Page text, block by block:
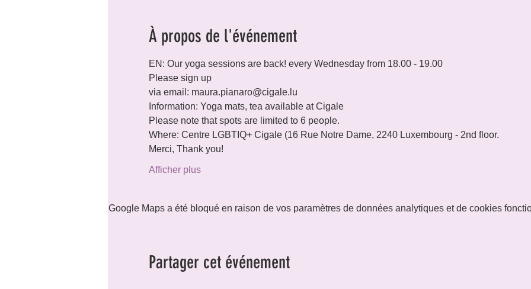
À propos de l'événement
EN: Our yoga sessions are back! every Wednesday from 18.00 - 19.00
Please sign up
via email: maura.pianaro@cigale.lu
Information: Yoga mats, tea available at Cigale
Please note that spots are limited to 6 people.
Where: Centre LGBTIQ+ Cigale (16 Rue Notre Dame, 2240 Luxembourg - 2nd floor.
Merci, Thank you!
Afficher plus
Google Maps a été bloqué en raison de vos paramètres de données analytiques et de cookies
Partager cet événement